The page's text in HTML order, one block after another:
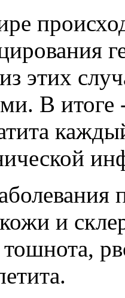
этих
В итоге
и
тошнота,